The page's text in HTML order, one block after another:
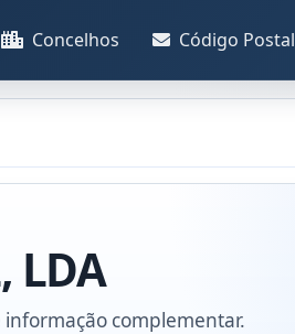
Concelhos Código Postal
LDA
complementar.